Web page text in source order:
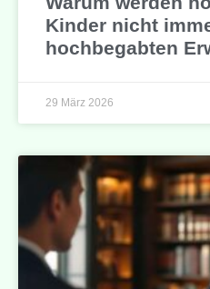
Kinder nicht
hochbegabten
29 März 2026